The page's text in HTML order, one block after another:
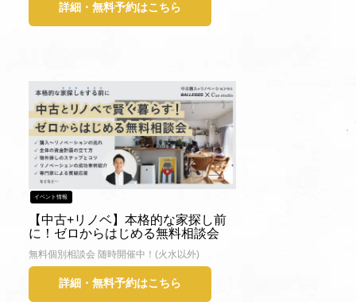
詳細・無料予約はこちら
イベント情報
【中古+リノベ】本格的な家探し前
に！ゼロからはじめる無料相談会
無料個別相談会 随時開催中！(火水以外)
詳細・無料予約はこちら